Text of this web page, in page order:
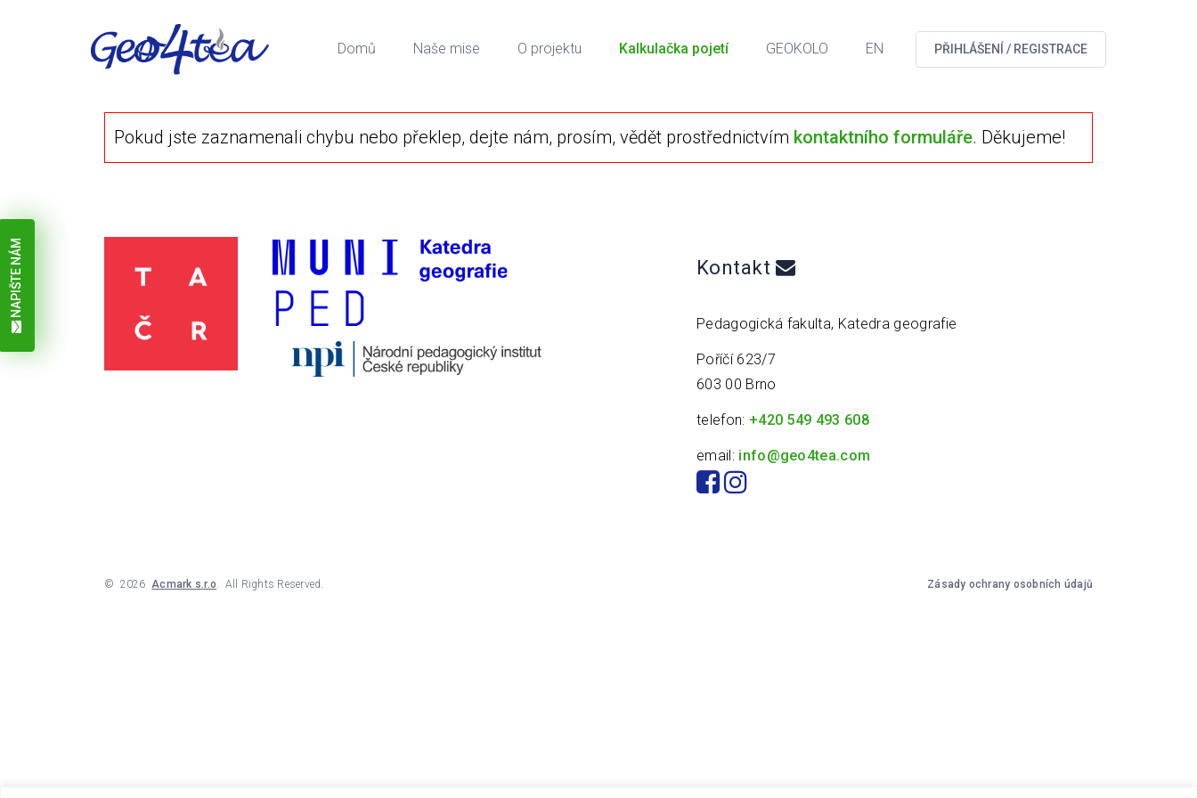
Domů Naše mise O projektu Kalkulačka pojetí GEOKOLO EN PŘIHLÁŠENÍ / REGISTRACE
NAPIŠTE NÁM
Pokud jste zaznamenali chybu nebo překlep, dejte nám, prosím, vědět prostřednictvím kontaktního formuláře. Děkujeme!
Kontakt
Pedagogická fakulta, Katedra geografie
Poříčí 623/7
603 00 Brno
telefon: +420 549 493 608
email: info@geo4tea.com
© 2026 Acmark s.r.o . All Rights Reserved. Zásady ochrany osobních údajů